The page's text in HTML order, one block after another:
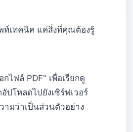
ท์เทคนิค แค่สิ่งที่คุณต้องรู้
ไฟล์ PDF" เพื่อเรียกดู
ปโหลดไปยังเซิร์ฟเวอร์
มว่าเป็นส่วนตัวอย่าง